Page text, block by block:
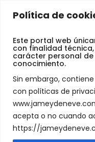
Política de
Este portal web
con finalidad
carácter personal de
conocimiento.
Sin embargo,
con políticas de
acepta o no cuando
https://
Jamey
Neve